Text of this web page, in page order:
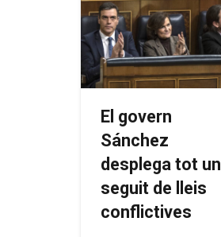
El govern
Sánchez
desplega tot un
seguit de lleis
conflictives